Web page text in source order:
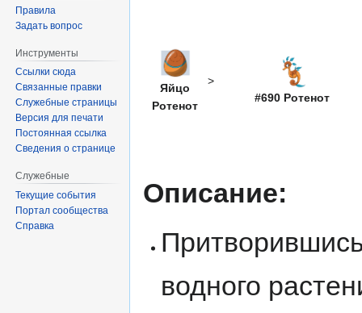
Яйцо
Ротенот
>
#690 Ротенот
Описание:
водного
Правила
Задать вопрос
Инструменты
Ссылки сюда
Связанные правки
Служебные страницы
Версия для печати
Постоянная ссылка
Сведения о странице
Служебные
Текущие события
Портал сообщества
Справка